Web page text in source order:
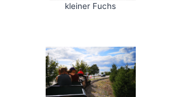
kleiner Fuchs